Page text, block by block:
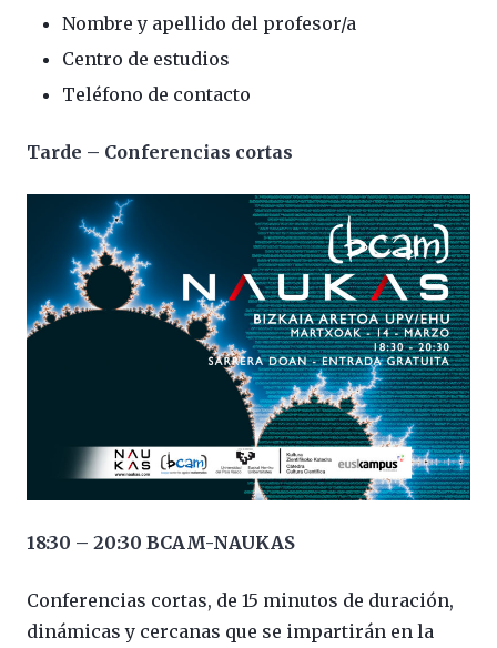
Nombre y apellido del profesor/a
Centro de estudios
Teléfono de contacto
Tarde – Conferencias cortas
18:30 – 20:30 BCAM-NAUKAS
Conferencias cortas, de 15 minutos de duración,
dinámicas y cercanas que se impartirán en la